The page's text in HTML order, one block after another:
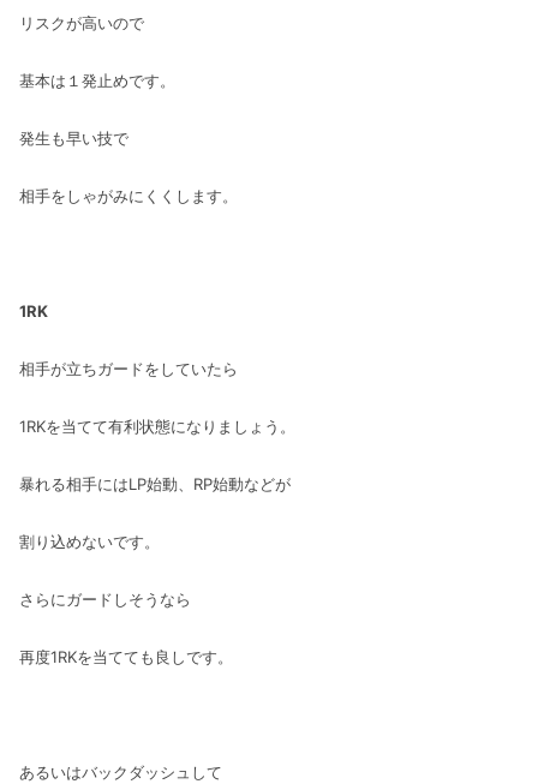
リスクが高いので
基本は１発止めです。
発生も早い技で
相手をしゃがみにくくします。
1RK
相手が立ちガードをしていたら
1RKを当てて有利状態になりましょう。
暴れる相手にはLP始動、RP始動などが
割り込めないです。
さらにガードしそうなら
再度1RKを当てても良しです。
あるいはバックダッシュして